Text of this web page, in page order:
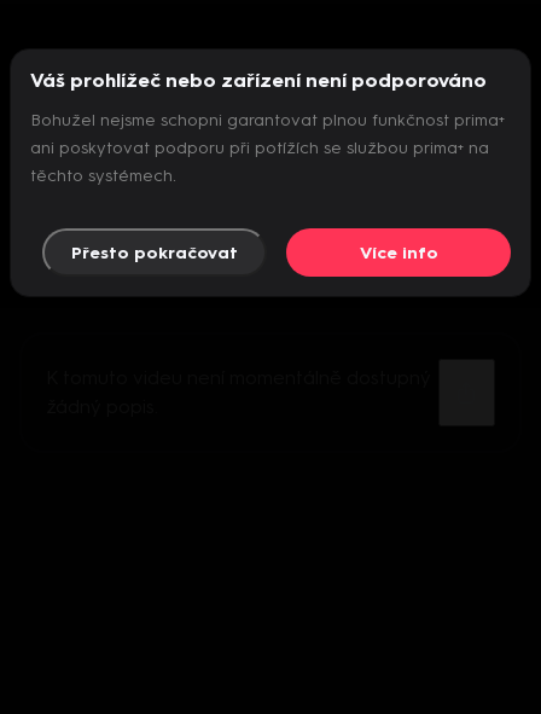
Nepodařilo se inicializovat přehrávač
Váš prohlížeč nebo zařízení není podporováno
Bohužel nejsme schopni garantovat plnou funkčnost prima+
ani poskytovat podporu při potížích se službou prima+ na
těchto systémech.
Přesto pokračovat Více info